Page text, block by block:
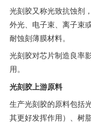
光刻胶又称光致抗蚀剂
外光、电子束、离子束
耐蚀刻薄膜材料。
光刻胶对芯片制造良率
用。
光刻胶上游原料
生产光刻胶的原料包括
其更好发挥作用）、树